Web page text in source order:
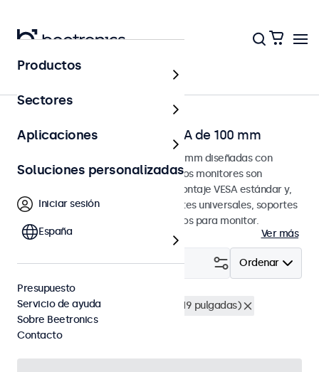
Página principal
Pantallas táctiles para VESA de 100 mm
Pantallas táctiles para VESA de 100 mm diseñadas con
opciones de montaje versátiles. Estos monitores son
compatibles con los sistemas de montaje VESA estándar y,
por lo tanto, pueden fijarse a soportes universales, soportes
de techo, soportes de pared y brazos para monitor.
Ver más
Ordenar
Filtrar (2)
VESA 100 x 100
Montaje en rack (19 pulgadas)
Eliminar selección
Productos
Sectores
Aplicaciones
Soluciones personalizadas
Iniciar sesión
España
Presupuesto
Servicio de ayuda
Sobre Beetronics
Contacto